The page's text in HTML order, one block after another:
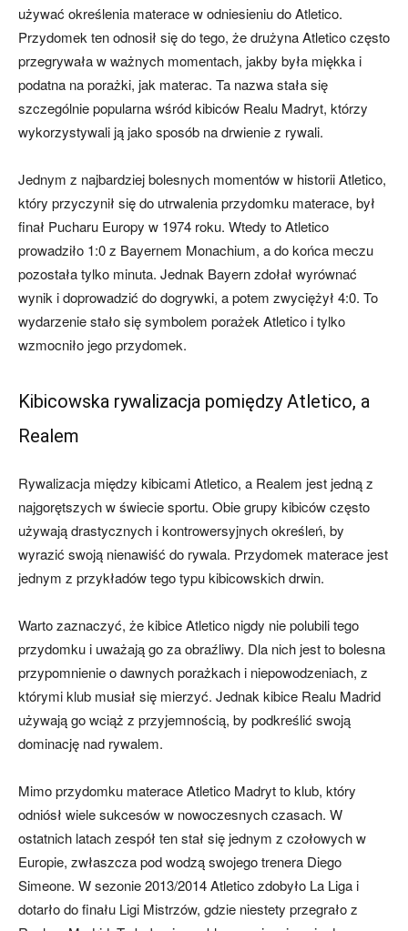
używać określenia materace w odniesieniu do Atletico.
Przydomek ten odnosił się do tego, że drużyna Atletico często
przegrywała w ważnych momentach, jakby była miękka i
podatna na porażki, jak materac. Ta nazwa stała się
szczególnie popularna wśród kibiców Realu Madryt, którzy
wykorzystywali ją jako sposób na drwienie z rywali.
Jednym z najbardziej bolesnych momentów w historii Atletico,
który przyczynił się do utrwalenia przydomku materace, był
finał Pucharu Europy w 1974 roku. Wtedy to Atletico
prowadziło 1:0 z Bayernem Monachium, a do końca meczu
pozostała tylko minuta. Jednak Bayern zdołał wyrównać
wynik i doprowadzić do dogrywki, a potem zwyciężył 4:0. To
wydarzenie stało się symbolem porażek Atletico i tylko
wzmocniło jego przydomek.
Kibicowska rywalizacja pomiędzy Atletico, a
Realem
Rywalizacja między kibicami Atletico, a Realem jest jedną z
najgorętszych w świecie sportu. Obie grupy kibiców często
używają drastycznych i kontrowersyjnych określeń, by
wyrazić swoją nienawiść do rywala. Przydomek materace jest
jednym z przykładów tego typu kibicowskich drwin.
Warto zaznaczyć, że kibice Atletico nigdy nie polubili tego
przydomku i uważają go za obraźliwy. Dla nich jest to bolesna
przypomnienie o dawnych porażkach i niepowodzeniach, z
którymi klub musiał się mierzyć. Jednak kibice Realu Madrid
używają go wciąż z przyjemnością, by podkreślić swoją
dominację nad rywalem.
Mimo przydomku materace Atletico Madryt to klub, który
odniósł wiele sukcesów w nowoczesnych czasach. W
ostatnich latach zespół ten stał się jednym z czołowych w
Europie, zwłaszcza pod wodzą swojego trenera Diego
Simeone. W sezonie 2013/2014 Atletico zdobyło La Liga i
dotarło do finału Ligi Mistrzów, gdzie niestety przegrało z